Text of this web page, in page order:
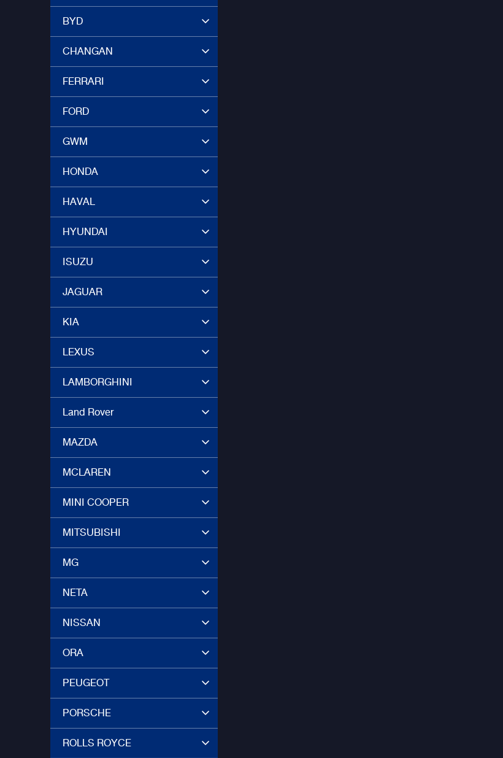
BYD
CHANGAN
FERRARI
FORD
GWM
HONDA
HAVAL
HYUNDAI
ISUZU
JAGUAR
KIA
LEXUS
LAMBORGHINI
Land Rover
MAZDA
MCLAREN
MINI COOPER
MITSUBISHI
MG
NETA
NISSAN
ORA
PEUGEOT
PORSCHE
ROLLS ROYCE